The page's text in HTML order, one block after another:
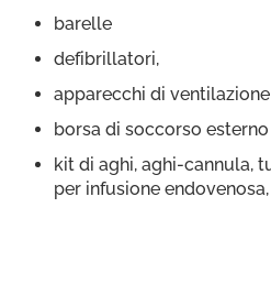
barelle
defibrillatori,
apparecchi di
borsa di soccorso esterno
kit di aghi, aghi-cannula,
per infusione